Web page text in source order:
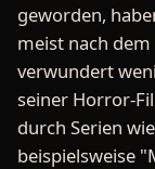
geworden,
meist nach
verwundert
seiner Horror-
durch Serien
beispielsweise